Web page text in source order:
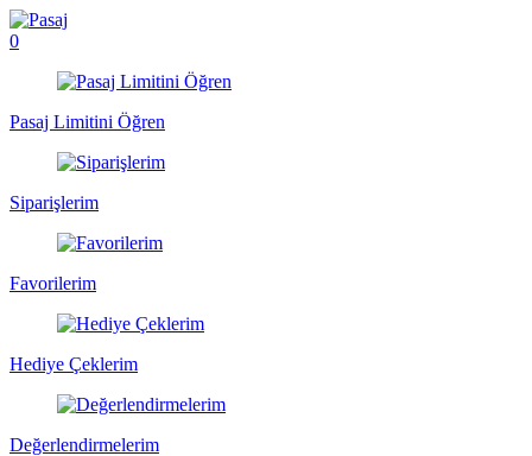
0
Pasaj Limitini Öğren
Siparişlerim
Favorilerim
Hediye Çeklerim
Değerlendirmelerim